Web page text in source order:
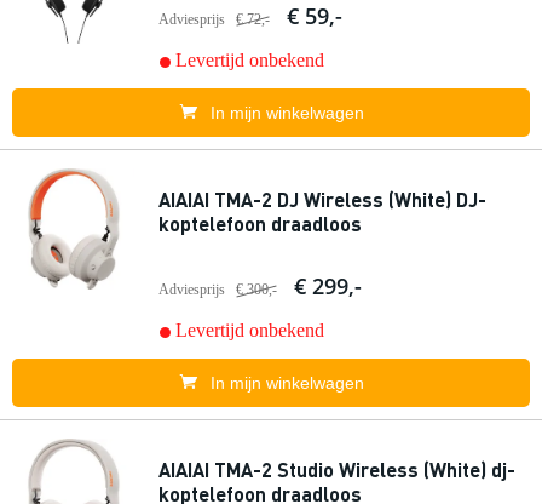
Adviesprijs € 72,- € 59,-
Levertijd onbekend
In mijn winkelwagen
AIAIAI TMA-2 DJ Wireless (White) DJ-
koptelefoon draadloos
Adviesprijs € 300,- € 299,-
Levertijd onbekend
In mijn winkelwagen
AIAIAI TMA-2 Studio Wireless (White) dj-
koptelefoon draadloos